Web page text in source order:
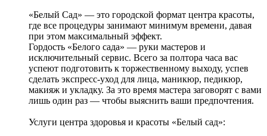
«Белый Сад» — это городской формат центра красоты,
где все процедуры занимают минимум времени, давая
при этом максимальный эффект.
Гордость «Белого сада» — руки мастеров и
исключительный сервис. Всего за полтора часа вас
успеют подготовить к торжественному выходу, успев
сделать экспресс-уход для лица, маникюр, педикюр,
макияж и укладку. За это время мастера заговорят с вами
лишь один раз — чтобы выяснить ваши предпочтения.
Услуги центра здоровья и красоты «Белый сад»: